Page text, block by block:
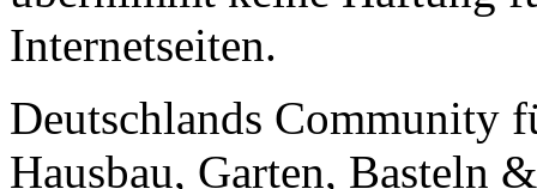
Internetseiten.
Deutschlands Community
Hausbau, Garten, Basteln